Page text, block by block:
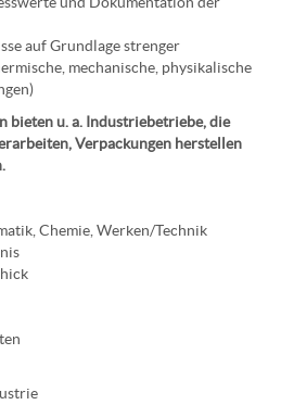
auf Grundlage strenger
mechanische, physikalische
bieten u. a. Industriebetriebe, die
Verpackungen herstellen
Chemie, Werken/Technik